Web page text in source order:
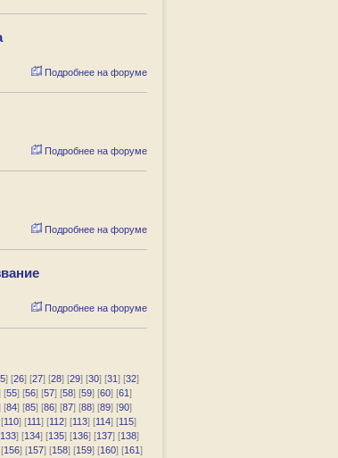
Подробнее на форуме
Подробнее на форуме
Подробнее на форуме
Подробнее на форуме
] [26] [27] [28] [29] [30] [31] [32]
[55] [56] [57] [58] [59] [60] [61]
[84] [85] [86] [87] [88] [89] [90]
110] [111] [112] [113] [114] [115]
133] [134] [135] [136] [137] [138]
156] [157] [158] [159] [160] [161]